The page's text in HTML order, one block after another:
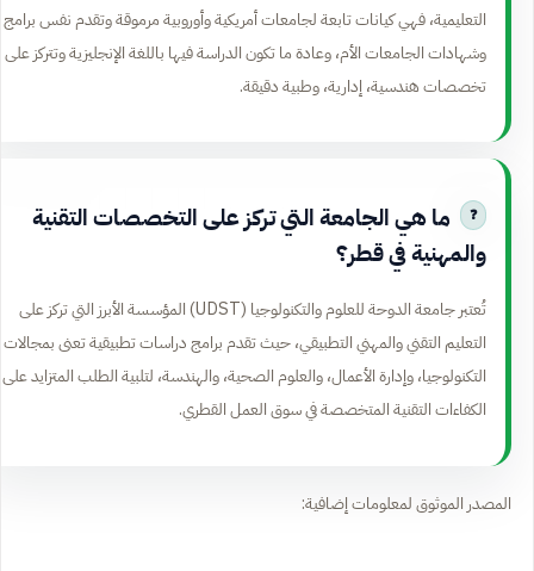
التعليمية، فهي كيانات تابعة لجامعات أمريكية وأوروبية مرموقة وتقدم نفس برامج
وشهادات الجامعات الأم، وعادة ما تكون الدراسة فيها باللغة الإنجليزية وتتركز على
تخصصات هندسية، إدارية، وطبية دقيقة.
ما هي الجامعة التي تركز على التخصصات التقنية
والمهنية في قطر؟
تُعتبر جامعة الدوحة للعلوم والتكنولوجيا (UDST) المؤسسة الأبرز التي تركز على
التعليم التقني والمهني التطبيقي، حيث تقدم برامج دراسات تطبيقية تعنى بمجالات
التكنولوجيا، وإدارة الأعمال، والعلوم الصحية، والهندسة، لتلبية الطلب المتزايد على
الكفاءات التقنية المتخصصة في سوق العمل القطري.
المصدر الموثوق لمعلومات إضافية: